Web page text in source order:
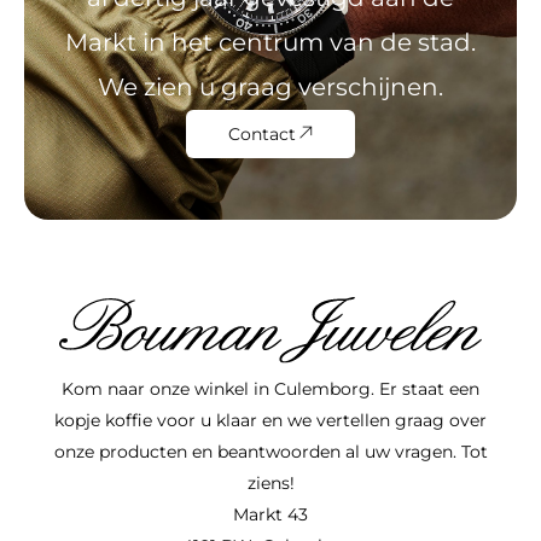
Markt in het centrum van de stad.
We zien u graag verschijnen.
Contact
Kom naar onze winkel in Culemborg. Er staat een
kopje koffie voor u klaar en we vertellen graag over
onze producten en beantwoorden al uw vragen. Tot
ziens!
Markt 43